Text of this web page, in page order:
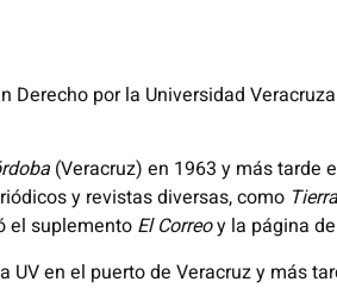
por la Universidad
(Veracruz) en 1963 y más tarde
y revistas diversas, como
el suplemento El Correoy la página
en el puerto de Veracruz y más